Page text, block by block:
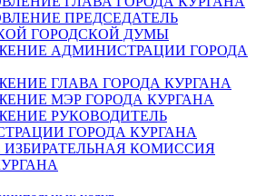
ПРЕДСЕДАТЕЛЬ
ГОРОДСКОЙ ДУМЫ
АДМИНИСТРАЦИИ ГОРОДА
ГЛАВА ГОРОДА КУРГАНА
МЭР ГОРОДА КУРГАНА
РУКОВОДИТЕЛЬ
ГОРОДА КУРГАНА
КОМИССИЯ